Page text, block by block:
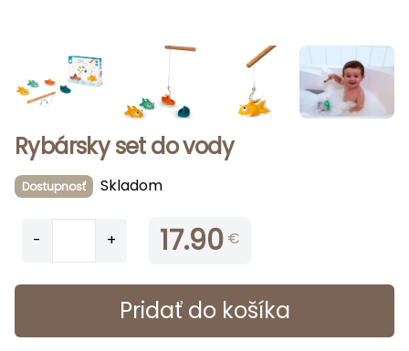
Rybársky set do vody
Dostupnosť Skladom
- + 17.90 €
Pridať do košíka